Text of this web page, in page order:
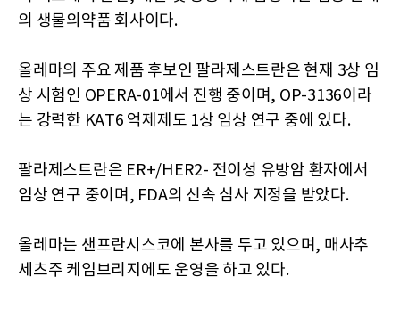
의 생물의약품 회사이다.
올레마의 주요 제품 후보인 팔라제스트란은 현재 3상 임
상 시험인 OPERA-01에서 진행 중이며, OP-3136이라
는 강력한 KAT6 억제제도 1상 임상 연구 중에 있다.
팔라제스트란은 ER+/HER2- 전이성 유방암 환자에서
임상 연구 중이며, FDA의 신속 심사 지정을 받았다.
올레마는 샌프란시스코에 본사를 두고 있으며, 매사추
세츠주 케임브리지에도 운영을 하고 있다.